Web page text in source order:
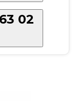
02